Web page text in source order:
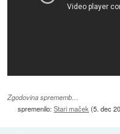
Zgodovina sprememb…
spremenilo:Stari maček(5. dec